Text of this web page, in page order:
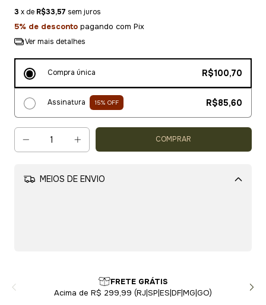
3 x de R$33,57 sem juros
5% de desconto pagando com Pix
Ver mais detalhes
Compra única R$100,70
Assinatura 15% OFF R$85,60
MEIOS DE ENVIO
Loja Segura
Protegemos seus dados